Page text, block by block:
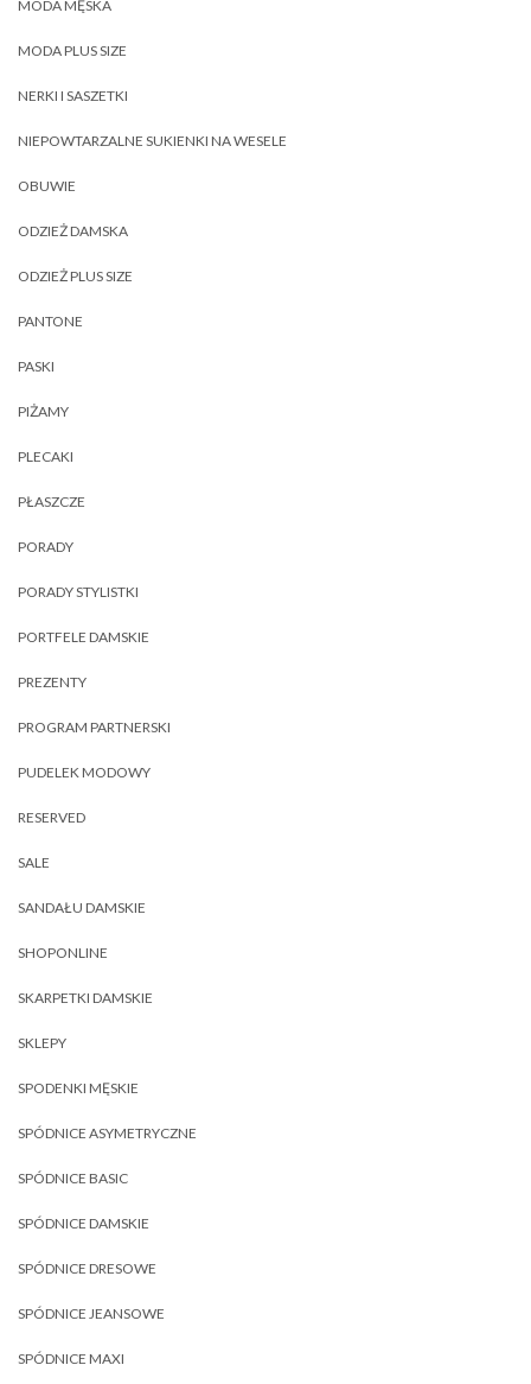
MODA MĘSKA
MODA PLUS SIZE
NERKI I SASZETKI
NIEPOWTARZALNE SUKIENKI NA WESELE
OBUWIE
ODZIEŻ DAMSKA
ODZIEŻ PLUS SIZE
PANTONE
PASKI
PIŻAMY
PLECAKI
PŁASZCZE
PORADY
PORADY STYLISTKI
PORTFELE DAMSKIE
PREZENTY
PROGRAM PARTNERSKI
PUDELEK MODOWY
RESERVED
SALE
SANDAŁU DAMSKIE
SHOPONLINE
SKARPETKI DAMSKIE
SKLEPY
SPODENKI MĘSKIE
SPÓDNICE ASYMETRYCZNE
SPÓDNICE BASIC
SPÓDNICE DAMSKIE
SPÓDNICE DRESOWE
SPÓDNICE JEANSOWE
SPÓDNICE MAXI